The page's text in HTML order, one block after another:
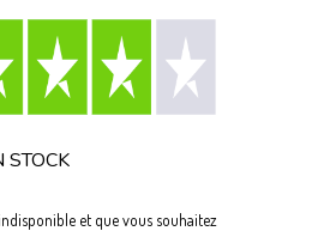
STOCK
et que vous souhaitez